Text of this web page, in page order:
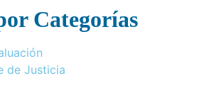
Categorías
de Justicia